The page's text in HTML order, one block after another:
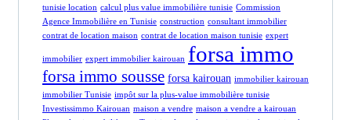
tunisie location calcul plus value immobilière tunisie Commission
Agence Immobilière en Tunisie construction consultant immobilier
contrat de location maison contrat de location maison tunisie expert
immobilier expert immobilier kairouan forsa immo
forsa immo sousse forsa kairouan immobilier kairouan
immobilier Tunisie impôt sur la plus-value immobilière tunisie
Investissimmo Kairouan maison a vendre maison a vendre a kairouan